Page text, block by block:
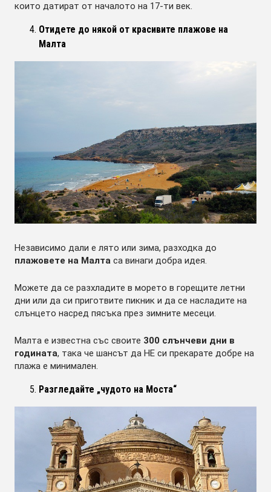
които датират от началото на 17-ти век.
Отидете до някой от красивите плажове на
Малта
Независимо дали е лято или зима, разходка до
плажовете на Малта са винаги добра идея.
Можете да се разхладите в морето в горещите летни
дни или да си приготвите пикник и да се насладите на
слънцето насред пясъка през зимните месеци.
Малта е известна със своите 300 слънчеви дни в
годината, така че шансът да НЕ си прекарате добре на
плажа е минимален.
Разгледайте „чудото на Моста“